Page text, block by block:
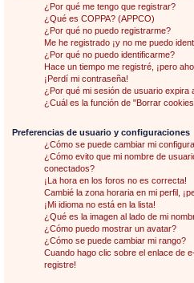
¿Por qué me tengo que registrar?
¿Qué es COPPA? (APPCO)
¿Por qué no puedo registrarme?
Me he registrado ¡y no me puedo
¿Por qué no puedo identificarme?
Hace un tiempo me registré, ¡pero
¡Perdí mi contraseña!
¿Por qué mi sesión de usuario expira
¿Cuál es la función de "Borrar
Preferencias de usuario y configuraciones
¿Cómo se puede cambiar mi
¿Cómo evito que mi nombre de
conectados?
¡La hora en los foros no es correcta!
Cambié la zona horaria en mi perfil,
¡Mi idioma no está en la lista!
¿Qué es la imagen al lado de mi
¿Cómo puedo mostrar un avatar?
¿Cómo se puede cambiar mi rango?
Cuando hago clic sobre el enlace de
registre!